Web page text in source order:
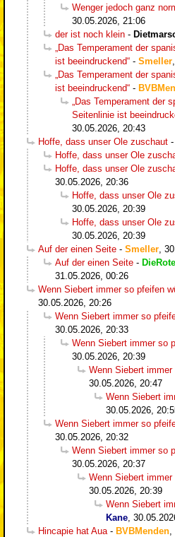
Wenger jedoch ganz
30.05.2026, 21:06
der ist noch klein -
„Das Temperament der
ist beeindruckend“ - Smeller
„Das Temperament der
ist beeindruckend“ -
„Das Temperament der
Seitenlinie ist
30.05.2026, 20:43
Hoffe, dass unser Ole zuschaut -
Hoffe, dass unser Ole
Hoffe, dass unser Ole
30.05.2026, 20:36
Hoffe, dass unser Ole
30.05.2026, 20:39
Hoffe, dass unser Ole
30.05.2026, 20:39
Auf der einen Seite - Smeller
Auf der einen Seite -
31.05.2026, 00:26
Wenn Siebert immer so pfeifen
30.05.2026, 20:26
Wenn Siebert immer so
30.05.2026, 20:33
Wenn Siebert immer so
30.05.2026, 20:39
Wenn Siebert
30.05.2026, 20:47
Wenn Siebert
30.05.2026,
Wenn Siebert immer so
30.05.2026, 20:32
Wenn Siebert immer so
30.05.2026, 20:37
Wenn Siebert
30.05.2026, 20:39
Wenn Siebert
Kane
Hincapie hat Aua - BVBMenden